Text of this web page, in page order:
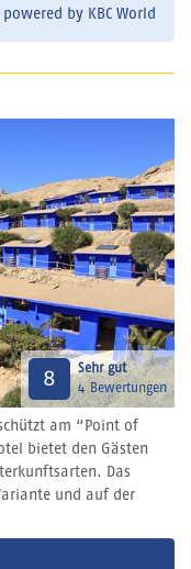
by KBC World
8
Sehr gut
4 Bewertungen
am “Point of
bietet den Gästen
Das
und auf der